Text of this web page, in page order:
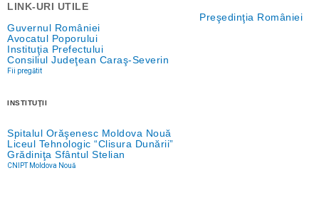
LINK-URI UTILE
Preşedinţia României
Guvernul României
Avocatul Poporului
Instituţia Prefectului
Consiliul Judeţean Caraş-Severin
Fii pregătit
INSTITUŢII
Spitalul Orăşenesc Moldova Nouă
Liceul Tehnologic “Clisura Dunării”
Grădiniţa Sfântul Stelian
CNIPT Moldova Nouă